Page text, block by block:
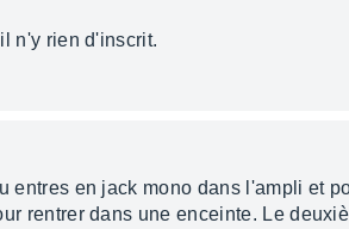
n'y rien d'inscrit.
entres en jack mono dans l'ampli et
rentrer dans une enceinte. Le